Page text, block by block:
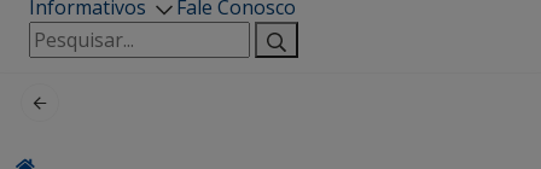
Informativos
Fale Conosco
Pesquisar
por: